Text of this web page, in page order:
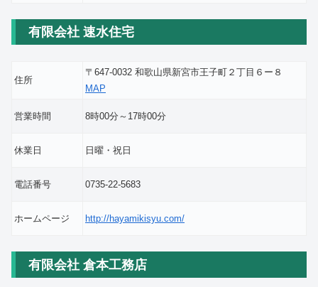
有限会社 速水住宅
住所
〒647-0032 和歌山県新宮市王子町２丁目６ー８
MAP
営業時間 8時00分～17時00分
休業日 日曜・祝日
電話番号 0735-22-5683
ホームページ http://hayamikisyu.com/
有限会社 倉本工務店